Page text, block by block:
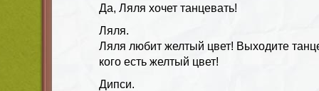
Да, Ляля хочет танцевать!
Ляля.
Ляля любит желтый цвет! Выходите
кого есть желтый цвет!
Дипси.